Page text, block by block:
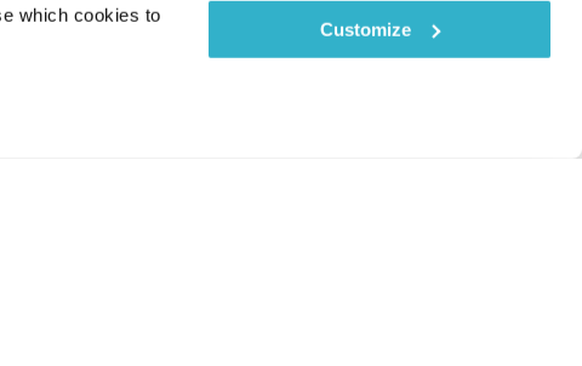
which cookies to
Customize